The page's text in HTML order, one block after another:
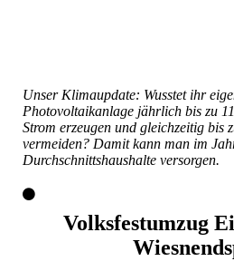
Unser Klimaupdate: Wusstet ihr
Photovoltaikanlage jährlich bis zu
Strom erzeugen und gleichzeitig bis
vermeiden? Damit kann man im
Durchschnittshaushalte versorgen.
Volksfestumzug